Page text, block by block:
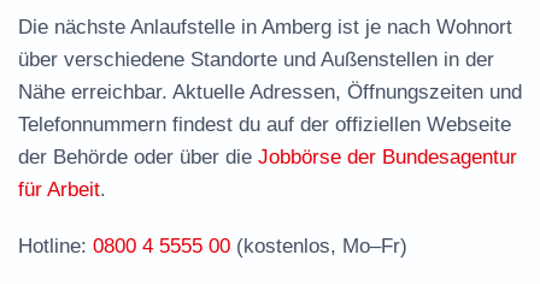
Termin vereinbaren und Bürgergeld beantragen
Stellenangebote und Jobbörse in Amberg
Die nächste Anlaufstelle in Amberg ist je nach Wohnort
über verschiedene Standorte und Außenstellen in der
Nähe erreichbar. Aktuelle Adressen, Öffnungszeiten und
Telefonnummern findest du auf der offiziellen Webseite
der Behörde oder über die Jobbörse der Bundesagentur
für Arbeit.
Hotline: 0800 4 5555 00 (kostenlos, Mo–Fr)